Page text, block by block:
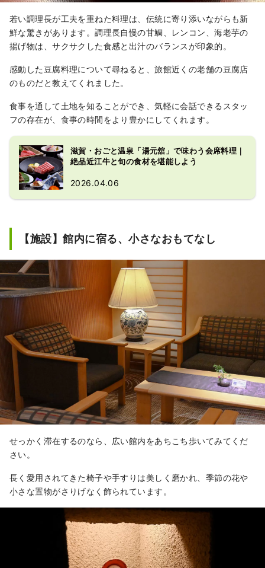
若い調理長が工夫を重ねた料理は、伝統に寄り添いながらも新
鮮な驚きがあります。調理長自慢の甘鯛、レンコン、海老芋の
揚げ物は、サクサクした食感と出汁のバランスが印象的。
感動した豆腐料理について尋ねると、旅館近くの老舗の豆腐店
のものだと教えてくれました。
食事を通して土地を知ることができ、気軽に会話できるスタッ
フの存在が、食事の時間をより豊かにしてくれます。
滋賀・おごと温泉「湯元舘」で味わう会席料理｜
絶品近江牛と旬の食材を堪能しよう
2026.04.06
【施設】館内に宿る、小さなおもてなし
せっかく滞在するのなら、広い館内をあちこち歩いてみてくだ
さい。
長く愛用されてきた椅子や手すりは美しく磨かれ、季節の花や
小さな置物がさりげなく飾られています。